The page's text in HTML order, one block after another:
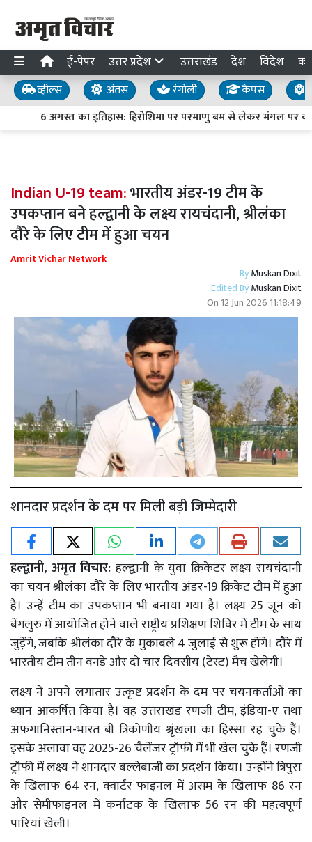
ई-पेपर उत्तर प्रदेश उत्तराखंड देश विदेश
व्हील्स अंतस रंगोली कैंपस
6 अगस्त का इतिहास: हिरोशिमा पर परमाणु बम से लेकर मंगल पर
Indian U-19 team:भारतीय अंडर-19 टीम के
उपकप्तान बने हल्द्वानी के लक्ष्य रायचंदानी, श्रीलंका
दौरे के लिए टीम में हुआ चयन
Amrit Vichar Network
ByMuskan Dixit
Edited ByMuskan Dixit
On 12 Jun 2026 11:18:49
शानदार प्रदर्शन के दम पर मिली बड़ी जिम्मेदारी
हल्द्वानी, अमृत विचार: हल्द्वानी के युवा क्रिकेटर लक्ष्य रायचंदानी
का चयन श्रीलंका दौरे के लिए भारतीय अंडर-19 क्रिकेट टीम में हुआ
है। उन्हें टीम का उपकप्तान भी बनाया गया है। लक्ष्य 25 जून को
बेंगलुरु में आयोजित होने वाले राष्ट्रीय प्रशिक्षण शिविर में टीम के साथ
जुड़ेंगे, जबकि श्रीलंका दौरे के मुकाबले 4 जुलाई से शुरू होंगे। दौरे में
भारतीय टीम तीन वनडे और दो चार दिवसीय (टेस्ट) मैच खेलेगी।
लक्ष्य ने अपने लगातार उत्कृष्ट प्रदर्शन के दम पर चयनकर्ताओं का
ध्यान आकर्षित किया है। वह उत्तराखंड रणजी टीम, इंडिया-ए तथा
अफगानिस्तान-भारत बी त्रिकोणीय श्रृंखला का हिस्सा रह चुके हैं।
इसके अलावा वह 2025-26 चैलेंजर ट्रॉफी में भी खेल चुके हैं। रणजी
ट्रॉफी में लक्ष्य ने शानदार बल्लेबाजी का प्रदर्शन किया। उन्होंने त्रिपुरा
के खिलाफ 64 रन, क्वार्टर फाइनल में असम के खिलाफ 86 रन
और सेमीफाइनल में कर्नाटक के खिलाफ 56 रन की महत्वपूर्ण
पारियां खेलीं।